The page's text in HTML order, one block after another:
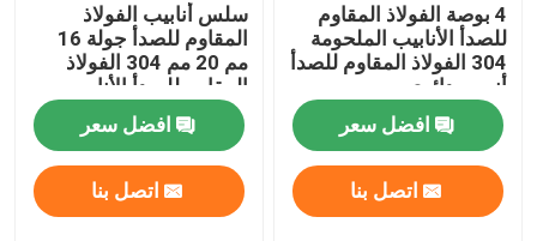
4 بوصة الفولاذ المقاوم
للصدأ الأنابيب الملحومة
304 الفولاذ المقاوم للصدأ
أنبوب دائري
افضل سعر
اتصل بنا
سلس أنابيب الفولاذ
المقاوم للصدأ جولة 16
مم 20 مم 304 الفولاذ
المقاوم للصدأ الأنابيب
الملحومة
افضل سعر
اتصل بنا